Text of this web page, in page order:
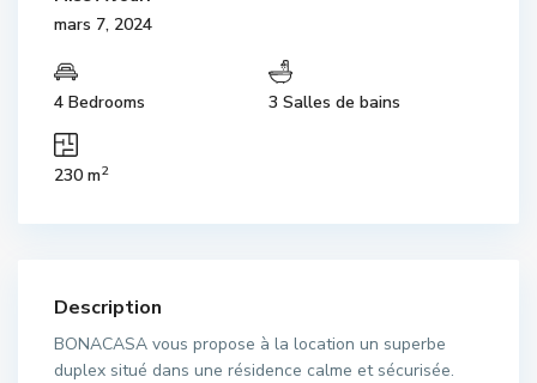
mars 7, 2024
4 Bedrooms 3 Salles de bains
230 m2
Description
BONACASA vous propose à la location un superbe
duplex situé dans une résidence calme et sécurisée.